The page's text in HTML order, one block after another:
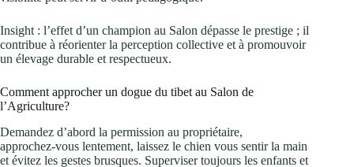
Insight : l’effet d’un champion au Salon dépasse le prestige ; il
contribue à réorienter la perception collective et à promouvoir
un élevage durable et respectueux.
Comment approcher un dogue du tibet au Salon de
l’Agriculture?
Demandez d’abord la permission au propriétaire,
approchez‑vous lentement, laissez le chien vous sentir la main
et évitez les gestes brusques. Superviser toujours les enfants et